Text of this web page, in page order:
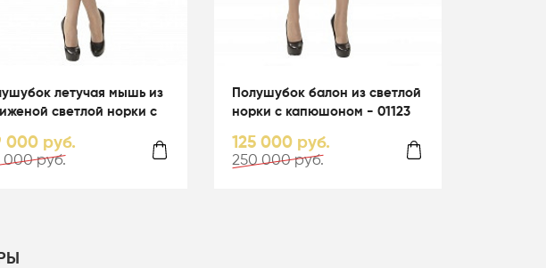
летучая мышь из
светлой норки с
000 руб.
000 руб.
Полушубок балон из светлой
норки с капюшоном - 01123
125 000 руб.
250 000 руб.